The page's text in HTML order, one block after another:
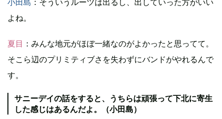
小田島 ：そういうルーツは出るし、出していった方がいい
よね。
夏目 ：みんな地元がほぼ一緒なのがよかったと思ってて。
そこら辺のプリミティブさを失わずにバンドがやれるんで
す。
サニーデイの話をすると、うちらは頑張って下北に寄生
した感じはあるんだよ。（小田島）